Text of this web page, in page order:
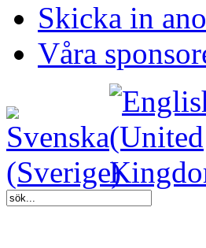
Skicka in
Våra